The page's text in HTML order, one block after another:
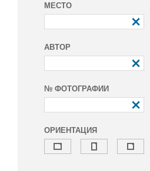
МЕСТО
АВТОР
№ ФОТОГРАФИИ
ОРИЕНТАЦИЯ